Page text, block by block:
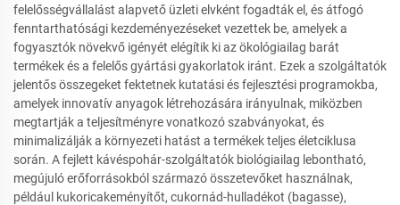
felelősségvállalást alapvető üzleti elvként fogadták el, és átfogó
fenntarthatósági kezdeményezéseket vezettek be, amelyek a
fogyasztók növekvő igényét elégítik ki az ökológiailag barát
termékek és a felelős gyártási gyakorlatok iránt. Ezek a szolgáltatók
jelentős összegeket fektetnek kutatási és fejlesztési programokba,
amelyek innovatív anyagok létrehozására irányulnak, miközben
megtartják a teljesítményre vonatkozó szabványokat, és
minimalizálják a környezeti hatást a termékek teljes életciklusa
során. A fejlett kávéspohár-szolgáltatók biológiailag lebontható,
megújuló erőforrásokból származó összetevőket használnak,
például kukoricakeményítőt, cukornád-hulladékot (bagasse),